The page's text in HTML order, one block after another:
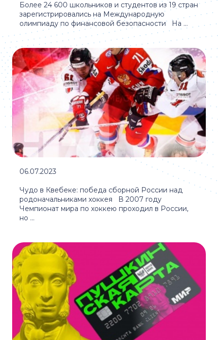
Более 24 600 школьников и студентов из 19 стран
зарегистрировались на Международную
олимпиаду по финансовой безопасности На ...
Чудо в Квебеке: победа сборной России над
родоначальниками хоккея В 2007 году
Чемпионат мира по хоккею проходил в России,
но ...
06.07.2023